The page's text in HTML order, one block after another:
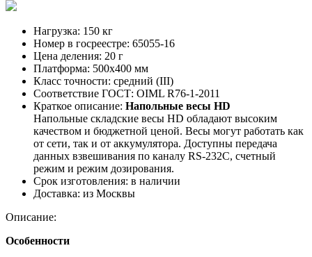
Нагрузка: 150 кг
Номер в госреестре: 65055-16
Цена деления: 20 г
Платформа: 500х400 мм
Класс точности: средний (III)
Соответствие ГОСТ: OIML R76-1-2011
Краткое описание: Напольные весы HD
Напольные складские весы HD обладают высоким
качеством и бюджетной ценой. Весы могут работать как
от сети, так и от аккумулятора. Доступны передача
данных взвешивания по каналу RS-232C, счетный
режим и режим дозирования.
Срок изготовления: в наличии
Доставка: из Москвы
Описание:
Особенности